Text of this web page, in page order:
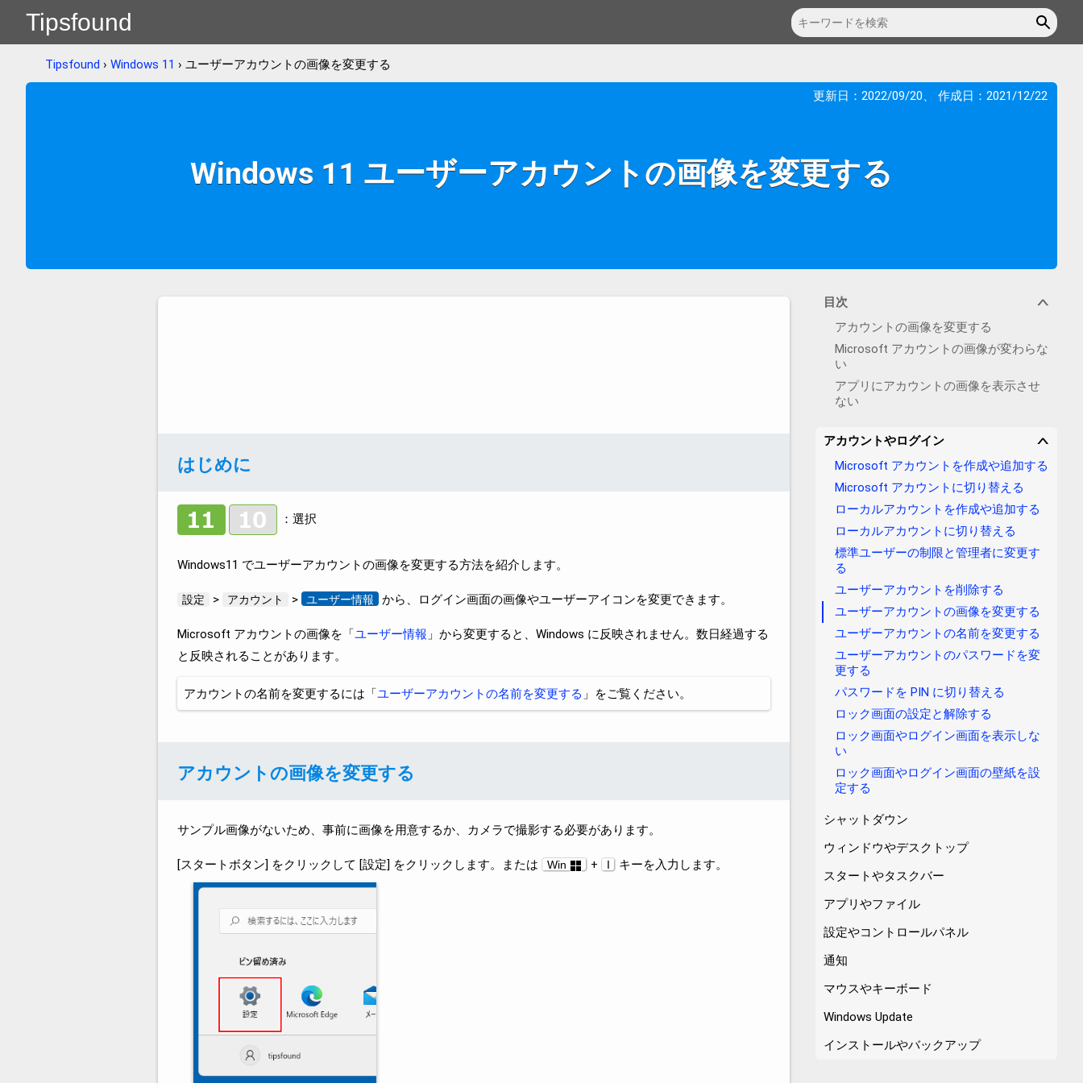
Tipsfound
Tipsfound › Windows 11 › ユーザーアカウントの画像を変更する
更新日： 2022/09/20、 作成日： 2021/12/22
Windows 11 ユーザーアカウントの画像を変更する
はじめに
：選択
Windows11 でユーザーアカウントの画像を変更する方法を紹介します。
設定 > アカウント > ユーザー情報 から、ログイン画面の画像やユーザーアイコンを変更できます。
Microsoft アカウントの画像を「ユーザー情報 」から変更すると、Windows に反映されません。数日経過する
と反映されることがあります。
アカウントの名前を変更するには「ユーザーアカウントの名前を変更する 」をご覧ください。
アカウントの画像を変更する
サンプル画像がないため、事前に画像を用意するか、カメラで撮影する必要があります。
[スタートボタン] をクリックして [設定] をクリックします。または Win + I キーを入力します。
∨
目次
アカウントの画像を変更する
Microsoft アカウントの画像が変わらな
い
アプリにアカウントの画像を表示させ
ない
∨
アカウントやログイン
Microsoft アカウントを作成や追加する
Microsoft アカウントに切り替える
ローカルアカウントを作成や追加する
ローカルアカウントに切り替える
標準ユーザーの制限と管理者に変更す
る
ユーザーアカウントを削除する
ユーザーアカウントの画像を変更する
ユーザーアカウントの名前を変更する
ユーザーアカウントのパスワードを変
更する
パスワードを PIN に切り替える
ロック画面の設定と解除する
ロック画面やログイン画面を表示しな
い
ロック画面やログイン画面の壁紙を設
定する
シャットダウン
ウィンドウやデスクトップ
スタートやタスクバー
アプリやファイル
設定やコントロールパネル
通知
マウスやキーボード
Windows Update
インストールやバックアップ